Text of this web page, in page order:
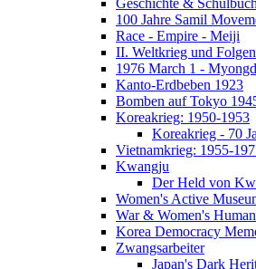
Geschichte &
100 Jahre Samil
Race - Empire - Meiji
II. Weltkrieg und Folgen
1976 March 1 -
Kanto-Erdbeben 1923
Bomben auf Tokyo
Koreakrieg: 1950-1953
Koreakrieg - 70
Vietnamkrieg: 1955-
Kwangju
Der Held von
Women's Active
War & Women's
Korea Democracy
Zwangsarbeiter
Japan's Dark